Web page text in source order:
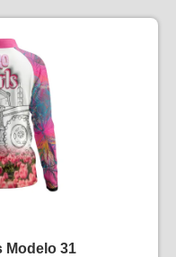
Modelo 31